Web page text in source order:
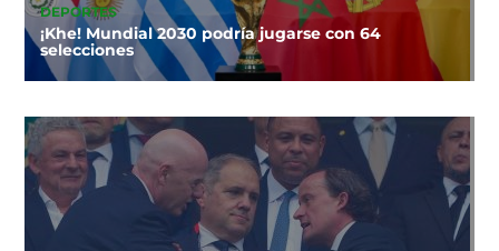
DEPORTES
¡Khe! Mundial 2030 podría jugarse con 64
selecciones